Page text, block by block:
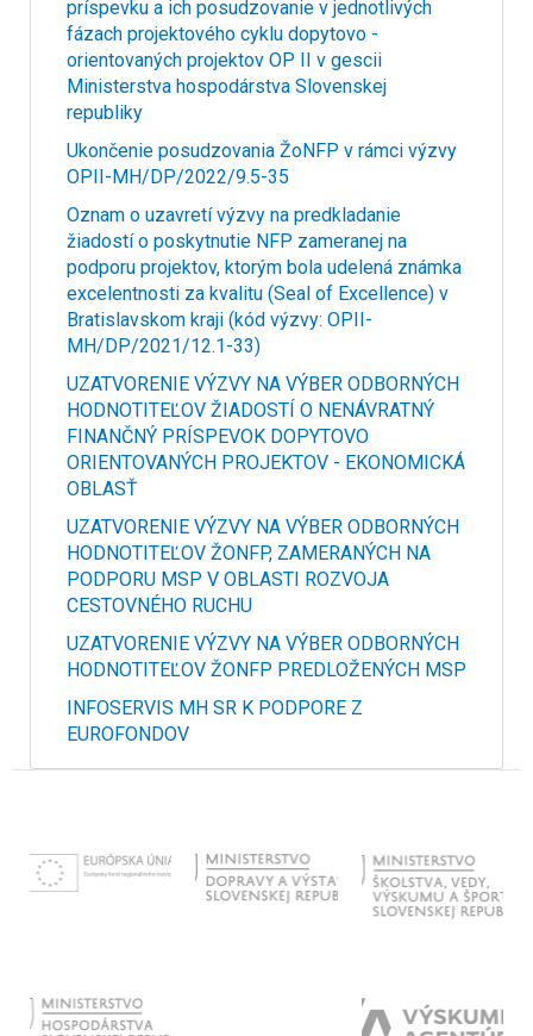
príspevku a ich posudzovanie v jednotlivých
fázach projektového cyklu dopytovo -
orientovaných projektov OP II v gescii
Ministerstva hospodárstva Slovenskej
republiky
Ukončenie posudzovania ŽoNFP v rámci výzvy
OPII-MH/DP/2022/9.5-35
Oznam o uzavretí výzvy na predkladanie
žiadostí o poskytnutie NFP zameranej na
podporu projektov, ktorým bola udelená známka
excelentnosti za kvalitu (Seal of Excellence) v
Bratislavskom kraji (kód výzvy: OPII-
MH/DP/2021/12.1-33)
UZATVORENIE VÝZVY NA VÝBER ODBORNÝCH
HODNOTITEĽOV ŽIADOSTÍ O NENÁVRATNÝ
FINANČNÝ PRÍSPEVOK DOPYTOVO
ORIENTOVANÝCH PROJEKTOV - EKONOMICKÁ
OBLASŤ
UZATVORENIE VÝZVY NA VÝBER ODBORNÝCH
HODNOTITEĽOV ŽONFP, ZAMERANÝCH NA
PODPORU MSP V OBLASTI ROZVOJA
CESTOVNÉHO RUCHU
UZATVORENIE VÝZVY NA VÝBER ODBORNÝCH
HODNOTITEĽOV ŽONFP PREDLOŽENÝCH MSP
INFOSERVIS MH SR K PODPORE Z
EUROFONDOV